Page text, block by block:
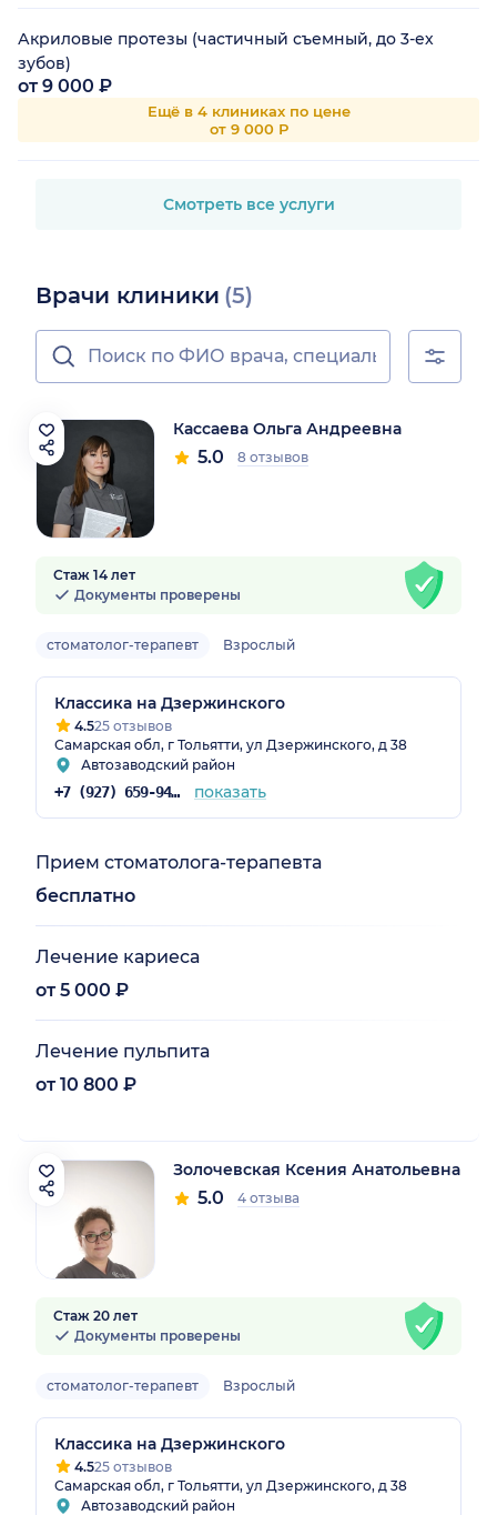
Акриловые протезы (частичный съемный, до 3-ех
зубов)
от 9 000 ₽
Ещё в 4 клиниках по цене
от 9 000 Р
Смотреть все услуги
Врачи клиники (5)
Кассаева Ольга Андреевна
5.0 8 отзывов
Стаж 14 лет
Документы проверены
стоматолог-терапевт Взрослый
Классика на Дзержинского
4.525 отзывов
Самарская обл, г Тольятти, ул Дзержинского, д 38
Автозаводский район
+7 (927) 659-94-00 показать
Прием стоматолога-терапевта
бесплатно
Лечение кариеса
от 5 000 ₽
Лечение пульпита
от 10 800 ₽
Золочевская Ксения Анатольевна
5.0 4 отзыва
Стаж 20 лет
Документы проверены
стоматолог-терапевт Взрослый
Классика на Дзержинского
4.525 отзывов
Самарская обл, г Тольятти, ул Дзержинского, д 38
Автозаводский район